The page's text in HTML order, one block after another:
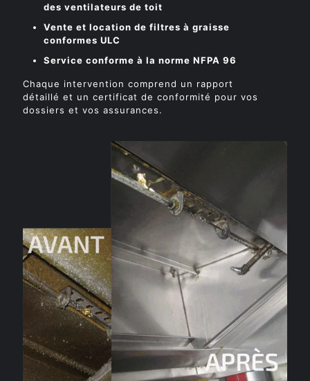
des ventilateurs de toit
Vente et location de filtres à graisse
conformes ULC
Service conforme à la norme NFPA 96
Chaque intervention comprend un rapport
détaillé et un certificat de conformité pour vos
dossiers et vos assurances.